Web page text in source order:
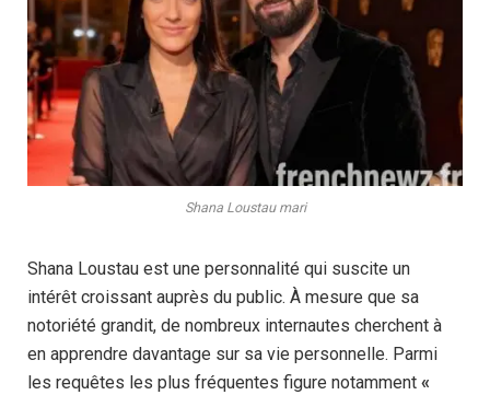
Shana Loustau mari
Shana Loustau est une personnalité qui suscite un
intérêt croissant auprès du public. À mesure que sa
notoriété grandit, de nombreux internautes cherchent à
en apprendre davantage sur sa vie personnelle. Parmi
les requêtes les plus fréquentes figure notamment «